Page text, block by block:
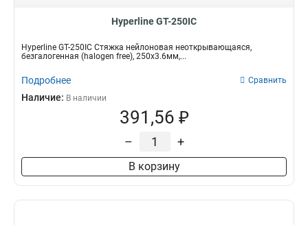
Hyperline GT-250IC
Hyperline GT-250IC Стяжка нейлоновая неоткрывающаяся,
безгалогенная (halogen free), 250x3.6мм,...
Подробнее Сравнить
Наличие: В наличии
391,56 ₽
– +
В корзину